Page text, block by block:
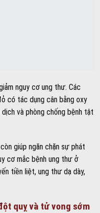
nguy cơ ung thư. Các
có tác dụng cân bằng oxy
và phòng chống bệnh tật
giúp ngăn chặn sự phát
cơ mắc bệnh ung thư ở
tiền liệt, ung thư dạ dày,
quỵ và tử vong sớm